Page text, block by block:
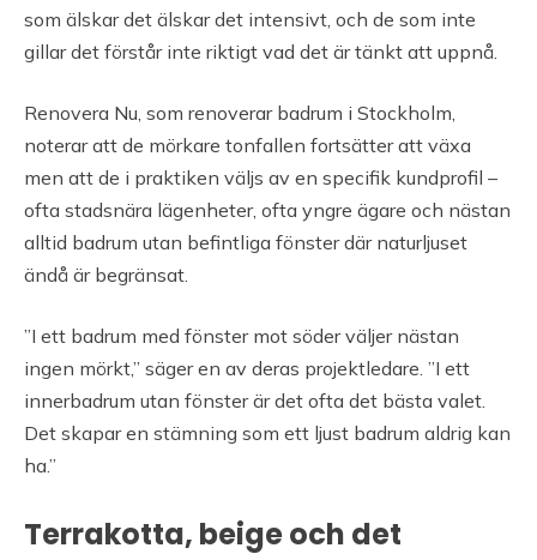
som älskar det älskar det intensivt, och de som inte
gillar det förstår inte riktigt vad det är tänkt att uppnå.
Renovera Nu, som renoverar badrum i Stockholm,
noterar att de mörkare tonfallen fortsätter att växa
men att de i praktiken väljs av en specifik kundprofil –
ofta stadsnära lägenheter, ofta yngre ägare och nästan
alltid badrum utan befintliga fönster där naturljuset
ändå är begränsat.
”I ett badrum med fönster mot söder väljer nästan
ingen mörkt,” säger en av deras projektledare. ”I ett
innerbadrum utan fönster är det ofta det bästa valet.
Det skapar en stämning som ett ljust badrum aldrig kan
ha.”
Terrakotta, beige och det